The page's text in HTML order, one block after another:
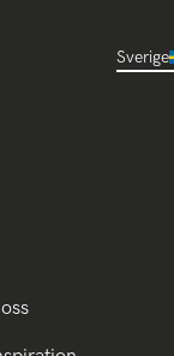
Sverige